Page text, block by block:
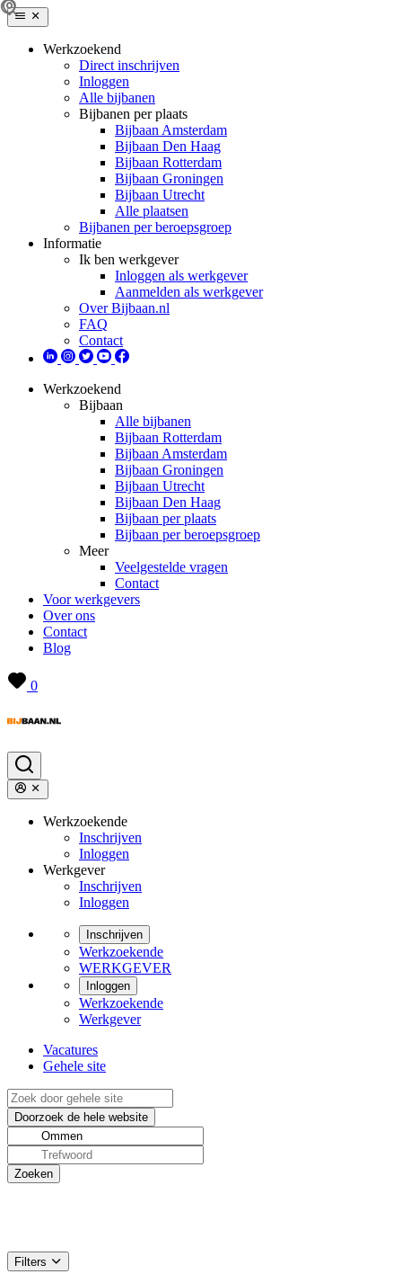
Werkzoekend
Direct inschrijven
Inloggen
Alle bijbanen
Bijbanen per plaats
Bijbaan Amsterdam
Bijbaan Den Haag
Bijbaan Rotterdam
Bijbaan Groningen
Bijbaan Utrecht
Alle plaatsen
Bijbanen per beroepsgroep
Informatie
Ik ben werkgever
Inloggen als werkgever
Aanmelden als werkgever
Over Bijbaan.nl
FAQ
Contact
Werkzoekend
Bijbaan
Alle bijbanen
Bijbaan Rotterdam
Bijbaan Amsterdam
Bijbaan Groningen
Bijbaan Utrecht
Bijbaan Den Haag
Bijbaan per plaats
Bijbaan per beroepsgroep
Meer
Veelgestelde vragen
Contact
Voor werkgevers
Over ons
Contact
Blog
0
Werkzoekende
Inschrijven
Inloggen
Werkgever
Inschrijven
Inloggen
Inschrijven
Werkzoekende
WERKGEVER
Inloggen
Werkzoekende
Werkgever
Vacatures
Gehele site
Filters